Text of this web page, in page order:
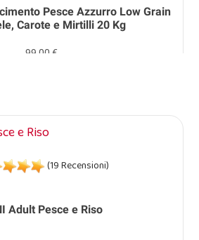
Pesce Azzurro Low Grain
Carote e Mirtilli 20 Kg
99,00 €
Adult Pesce e Riso
(19 Recensioni)